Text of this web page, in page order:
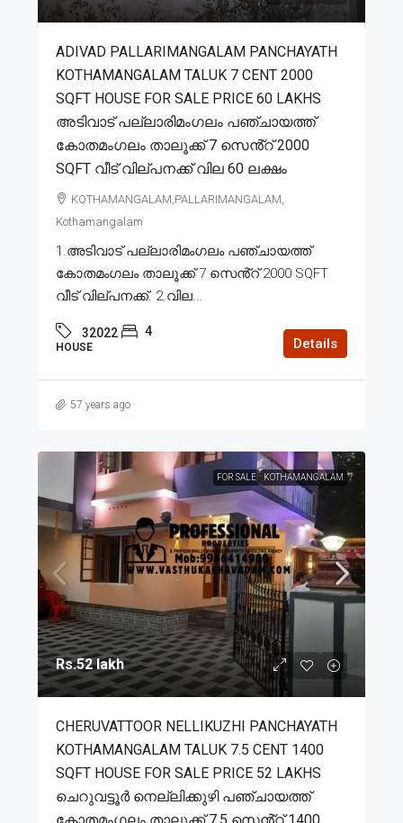
ADIVAD PALLARIMANGALAM PANCHAYATH
KOTHAMANGALAM TALUK 7 CENT 2000
SQFT HOUSE FOR SALE PRICE 60 LAKHS
അടിവാട് പല്ലാരിമംഗലം പഞ്ചായത്ത്
കോതമംഗലം താലൂക്ക് 7 സെൻ്റ് 2000
SQFT വീട് വില്പനക്ക് വില 60 ലക്ഷം
KOTHAMANGALAM,PALLARIMANGALAM,
Kothamangalam
1.അടിവാട് പല്ലാരിമംഗലം പഞ്ചായത്ത്
കോതമംഗലം താലൂക്ക് 7 സെൻ്റ് 2000 SQFT
വീട് വില്പനക്ക്. 2.വില...
32022 4
HOUSE Details
57 years ago
FOR SALE KOTHAMANGALAM
Rs.52 lakh
CHERUVATTOOR NELLIKUZHI PANCHAYATH
KOTHAMANGALAM TALUK 7.5 CENT 1400
SQFT HOUSE FOR SALE PRICE 52 LAKHS
ചെറുവട്ടൂർ നെല്ലിക്കുഴി പഞ്ചായത്ത്
കോതമംഗലം താലൂക്ക് 7.5 സെൻ്റ് 1400